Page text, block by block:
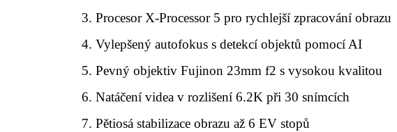
Procesor X-Processor 5 pro rychlejší zpracování obrazu
Vylepšený autofokus s detekcí objektů pomocí AI
Pevný objektiv Fujinon 23mm f2 s vysokou kvalitou
Natáčení videa v rozlišení 6.2K při 30 snímcích
Pětiosá stabilizace obrazu až 6 EV stopů